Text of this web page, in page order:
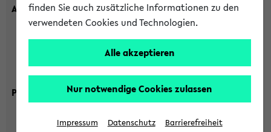
Anmeldename
(3 bis 20 Zeichen, nur Buchstaben A-Z und Ziffern 0-9,
Gross-/Kleinschreibung ist signifikant!)
Passwort
finden Sie auch zusätzliche Informationen zu den
verwendeten Cookies und Technologien.
Alle akzeptieren
Nur notwendige Cookies zulassen
Impressum Datenschutz Barrierefreiheit